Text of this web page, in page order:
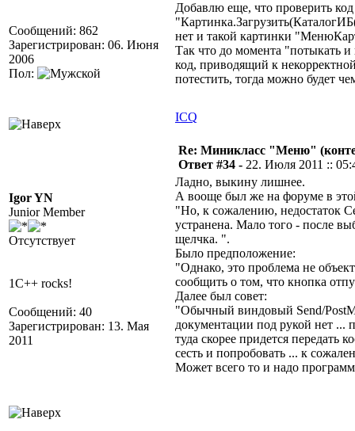
Сообщений: 862
Зарегистрирован: 06. Июня
2006
Пол:
Добавлю еще, что проверить
нет и такой картинки
Так что до момента "потыкать
код, приводящий к
потестить, тогда можно будет
ICQ
Igor YN
Junior Member
Отсутствует
1C++ rocks!
Сообщений: 40
Зарегистрирован: 13. Мая
2011
Re: Миникласс "Меню"
Ответ #34 - 22. Июля 2011 ::
Ладно, выкину лишнее.
А вооще был же на форуме в
"Но, к сожалению, недостаток
устранена. Мало того - после
щелчка. ".
Было предположение:
"Однако, это проблема не
сообщить о том, что кнопка
Далее был совет:
"Обычный виндовый Send/
документации под рукой нет ...
туда скорее придется передать
сесть и попробовать ... к
Может всего то и надо